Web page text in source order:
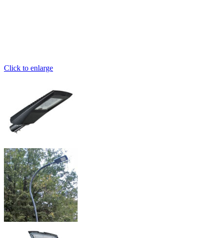
Click to enlarge